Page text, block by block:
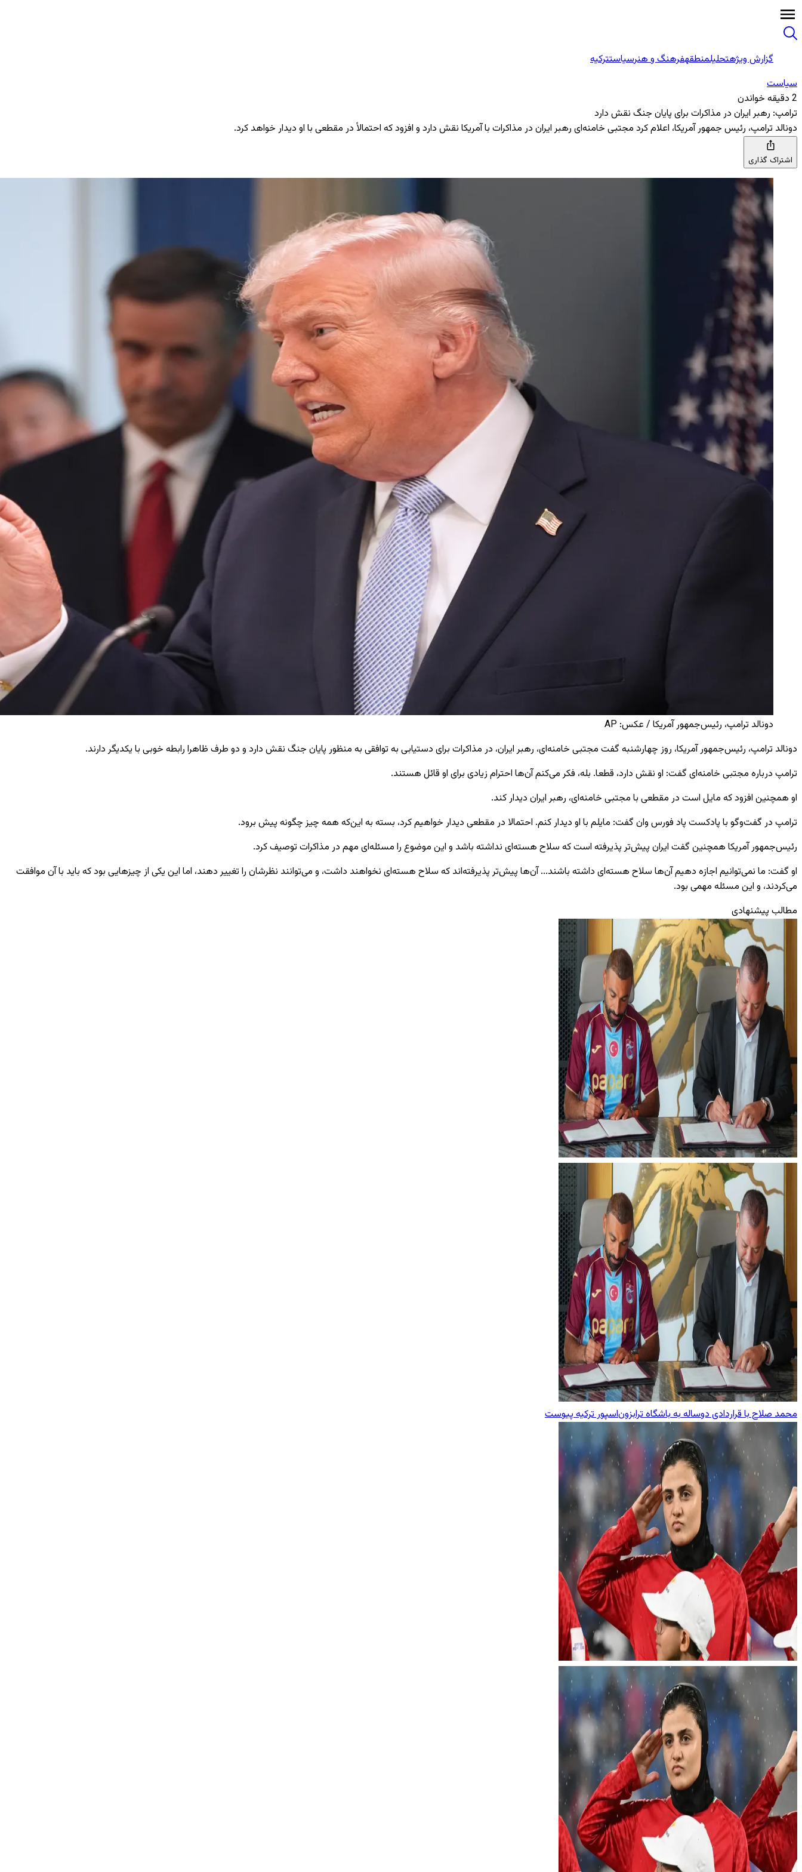
گزارش ویژهتحلیلمنطقهفرهنگ و هنرسیاستترکیه
سیاست
2 دقیقه خواندن
ترامپ: رهبر ایران در مذاکرات برای پایان جنگ نقش دارد
دونالد ترامپ، رئیس جمهور آمریکا، اعلام کرد مجتبی خامنه‌ای رهبر ایران در مذاکرات با آمریکا نقش دارد و افزود که احتمالاً در مقطعی با او دیدار خواهد کرد.
اشتراک گذاری
دونالد ترامپ، رئیس‌جمهور آمریکا / عکس: AP
دونالد ترامپ، رئیس‌جمهور آمریکا، روز چهارشنبه گفت مجتبی خامنه‌ای، رهبر ایران، در مذاکرات برای دستیابی به توافقی به منظور پایان جنگ نقش دارد و دو طرف ظاهرا رابطه خوبی با یکدیگر دارند.
ترامپ درباره مجتبی خامنه‌ای گفت: او نقش دارد، قطعا. بله، فکر می‌کنم آن‌ها احترام زیادی برای او قائل هستند.
او همچنین افزود که مایل است در مقطعی با مجتبی خامنه‌ای، رهبر ایران دیدار کند.
ترامپ در گفت‌وگو با پادکست پاد فورس وان گفت: مایلم با او دیدار کنم. احتمالا در مقطعی دیدار خواهیم کرد، بسته به این‌که همه چیز چگونه پیش برود.
رئیس‌جمهور آمریکا همچنین گفت ایران پیش‌تر پذیرفته است که سلاح هسته‌ای نداشته باشد و این موضوع را مسئله‌ای مهم در مذاکرات توصیف کرد.
او گفت: ما نمی‌توانیم اجازه دهیم آن‌ها سلاح هسته‌ای داشته باشند... آن‌ها پیش‌تر پذیرفته‌اند که سلاح هسته‌ای نخواهند داشت، و می‌توانند نظرشان را تغییر دهند، اما این یکی از چیزهایی بود که باید با آن موافقت
می‌کردند، و این مسئله مهمی بود.
مطالب پیشنهادی
محمد صلاح با قراردادی دوساله به باشگاه ترابزون‌اسپور ترکیه پیوست